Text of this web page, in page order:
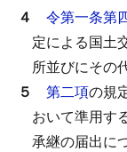
４ 令第一条第
定による国土
所並びにその
５ 第二項の規
おいて準用す
承継の届出に